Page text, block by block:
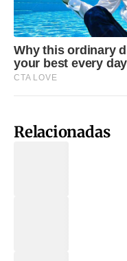
Relacionadas